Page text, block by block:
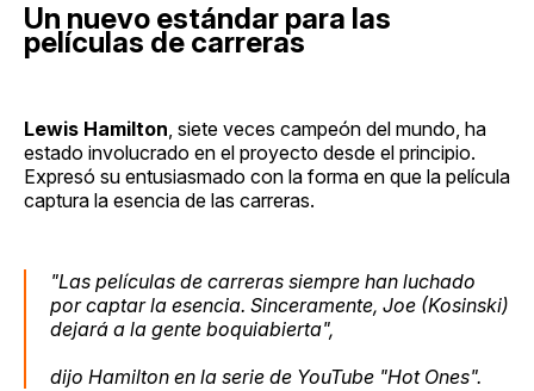
Un nuevo estándar para las
películas de carreras
Lewis Hamilton, siete veces campeón del mundo, ha
estado involucrado en el proyecto desde el principio.
Expresó su entusiasmado con la forma en que la película
captura la esencia de las carreras.
"Las películas de carreras siempre han luchado
por captar la esencia. Sinceramente, Joe (Kosinski)
dejará a la gente boquiabierta",
dijo Hamilton en la serie de YouTube "Hot Ones".